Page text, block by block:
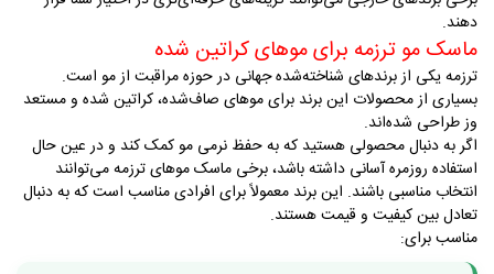
دهند.
ماسک مو ترزمه برای موهای کراتین شده
ترزمه یکی از برندهای شناخته‌شده جهانی در حوزه مراقبت از مو است.
بسیاری از محصولات این برند برای موهای صاف‌شده، کراتین شده و مستعد
وز طراحی شده‌اند.
اگر به دنبال محصولی هستید که به حفظ نرمی مو کمک کند و در عین حال
استفاده روزمره آسانی داشته باشد، برخی ماسک موهای ترزمه می‌توانند
انتخاب مناسبی باشند. این برند معمولاً برای افرادی مناسب است که به دنبال
تعادل بین کیفیت و قیمت هستند.
مناسب برای: